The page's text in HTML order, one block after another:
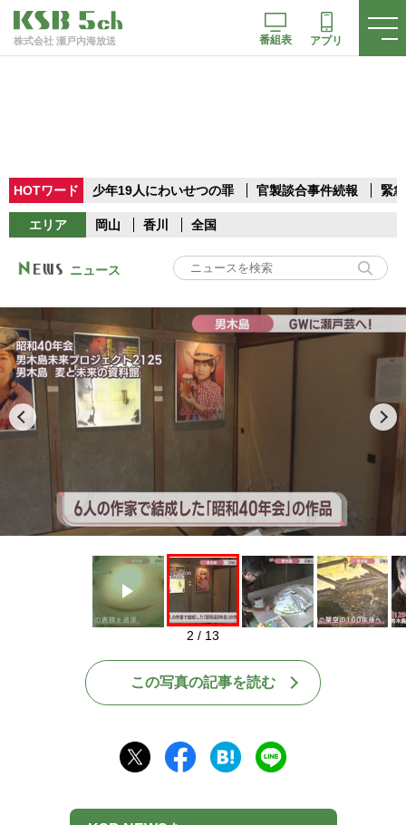
株式会社 瀬戸内海放送 番組表 アプリ
HOTワード 少年19人にわいせつの罪 官製談合事件続報 緊
エリア 岡山 香川 全国
ニュース
2 / 13
この写真の記事を読む